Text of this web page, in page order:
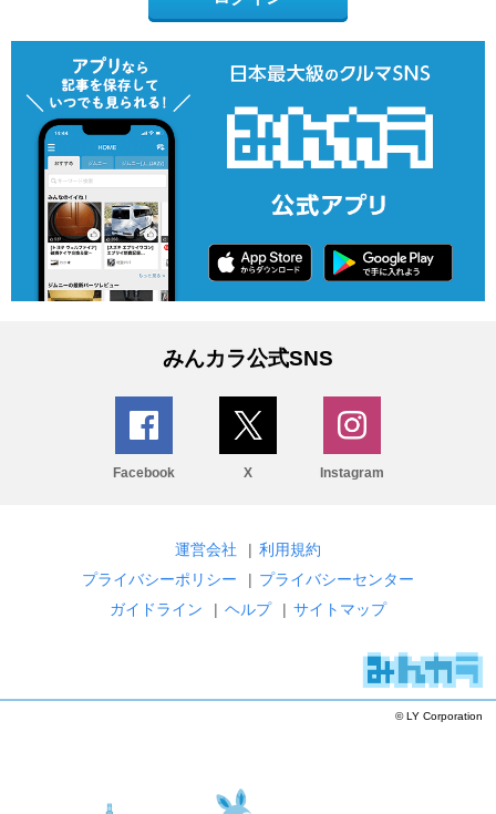
みんカラ公式SNS
Facebook X Instagram
運営会社 | 利用規約
プライバシーポリシー
| プライバシーセンター
ガイドライン
| ヘルプ | サイトマップ
© LY Corporation